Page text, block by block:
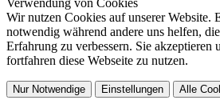
Verwendung von Cookies
Wir nutzen Cookies auf unserer Website.
notwendig während andere uns helfen,
Erfahrung zu verbessern. Sie akzeptieren
fortfahren diese Webseite zu nutzen.
Nur Notwendige Einstellungen Alle